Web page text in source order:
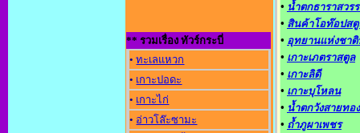
** รวมเรื่อง ทัวร์กระบี่
•ทะเลแหวก
• เกาะปอดะ
• เกาะไก่
• อ่าวโล๊ะซามะ
• น้ำตกธาราสวร
• สินค้าโอท๊อปส
• อุทยานแห่งชาติ
• เกาะเภตราสตูล
• เกาะลิดี
• เกาะบุโหลน
• น้ำตกวังสายทอง
• ถ้ำภูผาเพชร